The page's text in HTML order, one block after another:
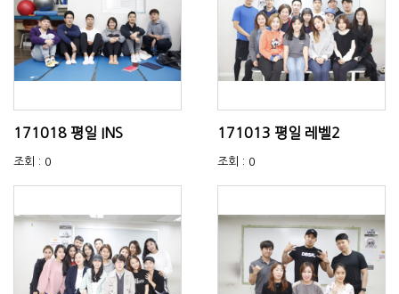
171018 평일 INS
조회 : 0
171013 평일 레벨2
조회 : 0